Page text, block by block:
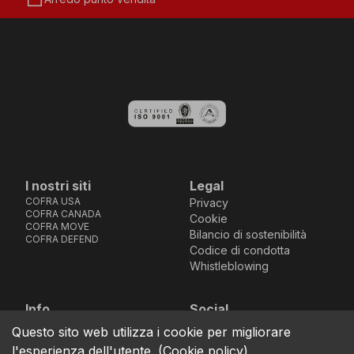
I nostri siti
COFRA USA
COFRA CANADA
COFRA MOVE
COFRA DEFEND
Legal
Privacy
Cookie
Bilancio di sostenibilità
Codice di condotta
Whistleblowing
Info
location_on
Via dell’Euro 53-57-59,
76121 Barletta - BT -
ITALIA
Social
Facebook
Instagram
Youtube
LinkedIn
Questo sito web utilizza i cookie per migliorare
l'esperienza dell'utente. (Cookie policy)